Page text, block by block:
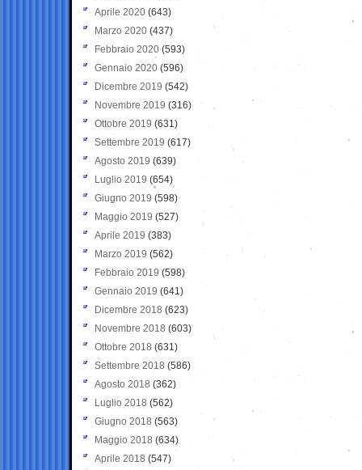
Aprile 2020 (643)
Marzo 2020 (437)
Febbraio 2020 (593)
Gennaio 2020 (596)
Dicembre 2019 (542)
Novembre 2019 (316)
Ottobre 2019 (631)
Settembre 2019 (617)
Agosto 2019 (639)
Luglio 2019 (654)
Giugno 2019 (598)
Maggio 2019 (527)
Aprile 2019 (383)
Marzo 2019 (562)
Febbraio 2019 (598)
Gennaio 2019 (641)
Dicembre 2018 (623)
Novembre 2018 (603)
Ottobre 2018 (631)
Settembre 2018 (586)
Agosto 2018 (362)
Luglio 2018 (562)
Giugno 2018 (563)
Maggio 2018 (634)
Aprile 2018 (547)